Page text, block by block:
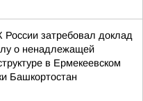
затребовал доклад
о ненадлежащей
в Ермекеевском
Башкортостан